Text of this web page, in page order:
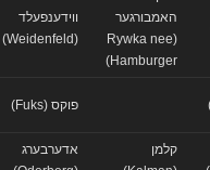
האמבורגער
(Rywka nee
Hamburger)
ווידענפעלד
(Weidenfeld)
פוקס (Fuks)
אדערבערג